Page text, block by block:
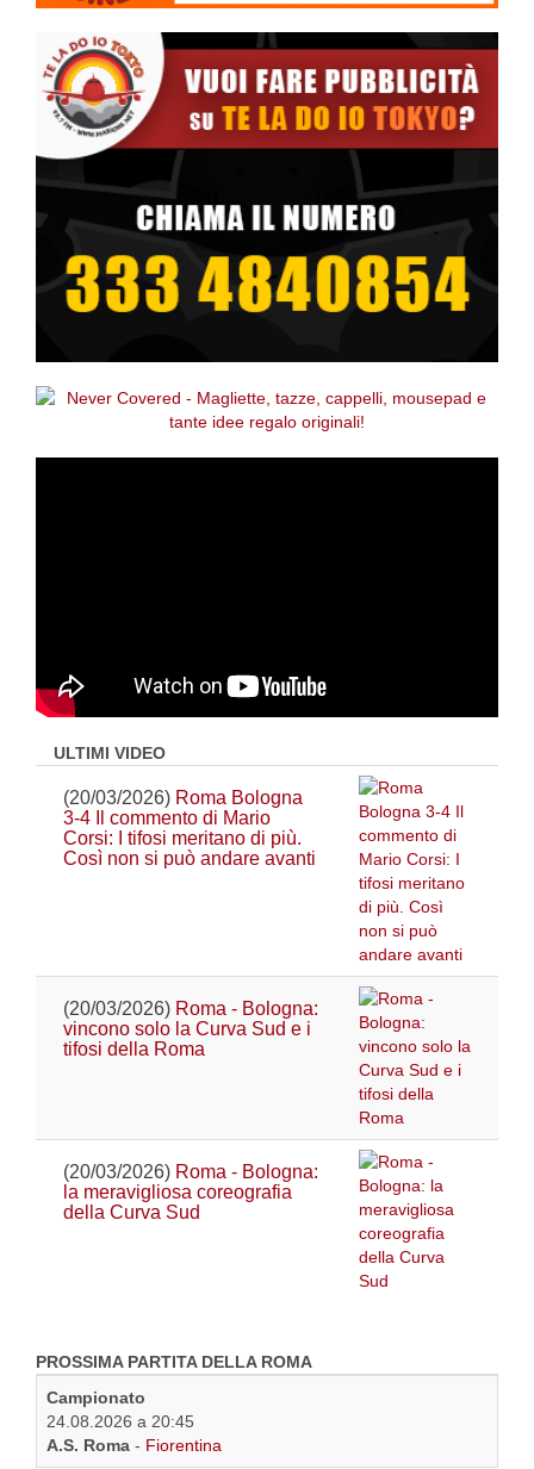
ULTIMI VIDEO
(20/03/2026) Roma Bologna
3-4 Il commento di Mario
Corsi: I tifosi meritano di più.
Così non si può andare avanti
(20/03/2026) Roma - Bologna:
vincono solo la Curva Sud e i
tifosi della Roma
(20/03/2026) Roma - Bologna:
la meravigliosa coreografia
della Curva Sud
PROSSIMA PARTITA DELLA ROMA
Campionato
24.08.2026 a 20:45
A.S. Roma - Fiorentina